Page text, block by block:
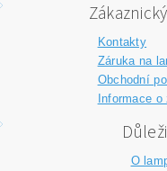
Kontakty
Záruka na
Obchodní
Informace
O